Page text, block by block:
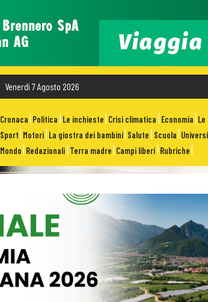
Venerdì 7 Agosto 2026
Cronaca Politica Le inchieste Crisi climatica Economia
Sport Motori La giostra dei bambini Salute Scuola
Mondo Redazionali Terra madre Campi liberi Rubriche